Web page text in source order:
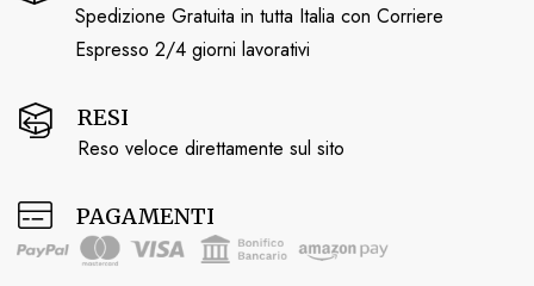
Spedizione Gratuita in tutta Italia con Corriere
Espresso 2/4 giorni lavorativi
RESI
Reso veloce direttamente sul sito
PAGAMENTI